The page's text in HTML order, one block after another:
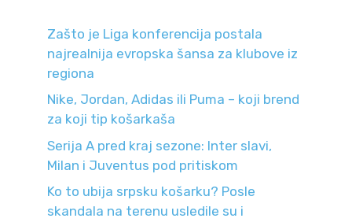
Zašto je Liga konferencija postala
najrealnija evropska šansa za klubove iz
regiona
Nike, Jordan, Adidas ili Puma – koji brend
za koji tip košarkaša
Serija A pred kraj sezone: Inter slavi,
Milan i Juventus pod pritiskom
Ko to ubija srpsku košarku? Posle
skandala na terenu usledile su i